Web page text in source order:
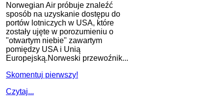
Norwegian Air próbuje znaleźć
sposób na uzyskanie dostępu do
portów lotniczych w USA, które
zostały ujęte w porozumieniu o
"otwartym niebie" zawartym
pomiędzy USA i Unią
Europejską.Norweski przewoźnik...
Skomentuj pierwszy!
Czytaj...